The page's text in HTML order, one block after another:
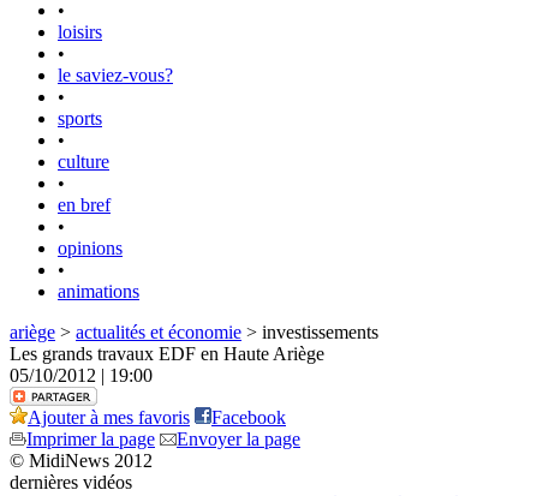
•
loisirs
•
le saviez-vous?
•
sports
•
culture
•
en bref
•
opinions
•
animations
ariège > actualités et économie > investissements
Les grands travaux EDF en Haute Ariège
05/10/2012 | 19:00
Ajouter à mes favoris
Facebook
Imprimer la page
Envoyer la page
© MidiNews 2012
dernières vidéos